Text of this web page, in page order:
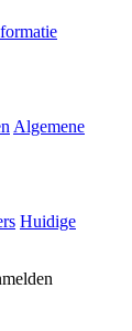
Algemene
Huidige